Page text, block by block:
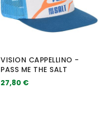
VISION CAPPELLINO -
PASS ME THE SALT
27,80 €